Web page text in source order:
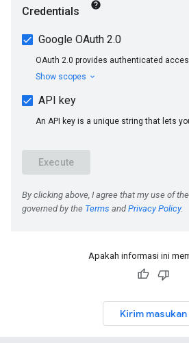
Apakah informasi ini
Kirim masukan